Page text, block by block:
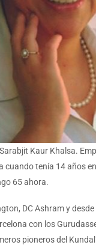
Kaur Khalsa.
cuando tenía 14 años
65 ahora.
DC Ashram y
con los
pioneros del